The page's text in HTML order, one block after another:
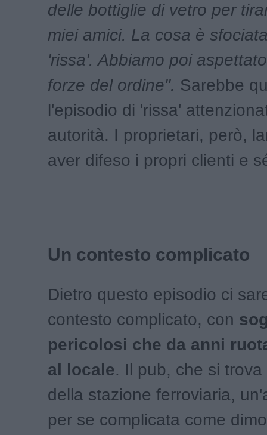
delle bottiglie di vetro per
miei amici. La cosa è
'rissa'. Abbiamo poi
forze del ordine". Sarebbe
l'episodio di 'rissa'
autorità. I proprietari, però,
aver difeso i propri clienti e
Un contesto complicato
Dietro questo episodio ci
contesto complicato, con
pericolosi che da anni
al locale. Il pub, che si
della stazione ferroviaria,
per se complicata come